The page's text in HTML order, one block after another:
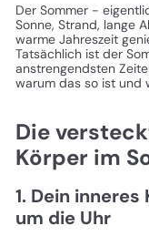
Der Sommer -
Sonne, Strand, lange
warme Jahreszeit
Tatsächlich ist der
anstrengendsten
warum das so ist und
Die
Körper im
1. Dein
um die Uhr